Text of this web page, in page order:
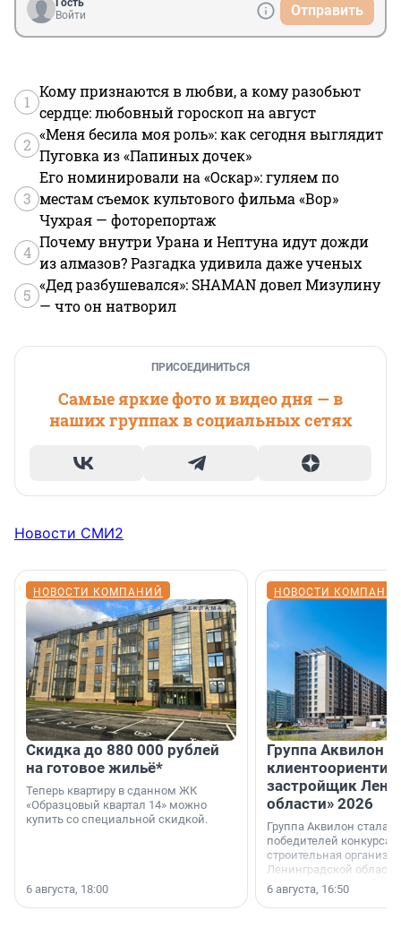
Войти
Отправить
1
Кому признаются в любви, а кому разобьют
сердце: любовный гороскоп на август
2
«Меня бесила моя роль»: как сегодня выглядит
Пуговка из «Папиных дочек»
3
Его номинировали на «Оскар»: гуляем по
местам съемок культового фильма «Вор»
Чухрая — фоторепортаж
4
Почему внутри Урана и Нептуна идут дожди
из алмазов? Разгадка удивила даже ученых
5
«Дед разбушевался»: SHAMAN довел Мизулину
— что он натворил
ПРИСОЕДИНИТЬСЯ
Самые яркие фото и видео дня — в
наших группах в социальных сетях
Новости СМИ2
НОВОСТИ КОМПАНИЙ
Скидка до 880 000 рублей
на готовое жильё*
Теперь квартиру в сданном ЖК
«Образцовый квартал 14» можно
купить со специальной скидкой.
6 августа, 18:00
НОВОСТИ
Группа Аквилон
застройщик
области» 2026
Группа Аквилон стала
победителей конкурса
строительная
Ленинградской области
номинации «Самый
застройщик
6 августа, 16:50